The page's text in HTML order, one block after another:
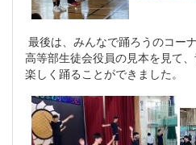
最後は、みんなで踊ろうのコー
高等部生徒会役員の見本を見て
楽しく踊ることができました。